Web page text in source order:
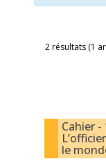
2 résultats (1
Cahier -
le